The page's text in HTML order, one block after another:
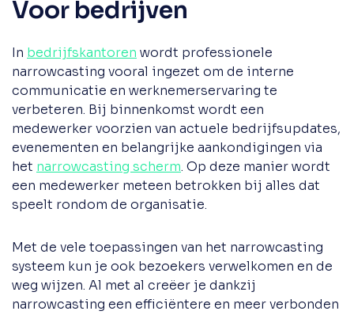
Voor bedrijven
In bedrijfskantoren wordt professionele
narrowcasting vooral ingezet om de interne
communicatie en werknemerservaring te
verbeteren. Bij binnenkomst wordt een
medewerker voorzien van actuele bedrijfsupdates,
evenementen en belangrijke aankondigingen via
het narrowcasting scherm. Op deze manier wordt
een medewerker meteen betrokken bij alles dat
speelt rondom de organisatie.
Met de vele toepassingen van het narrowcasting
systeem kun je ook bezoekers verwelkomen en de
weg wijzen. Al met al creëer je dankzij
narrowcasting een efficiëntere en meer verbonden